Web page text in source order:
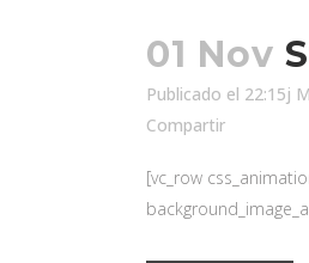
01 Nov
Publicado el 22:15j
Compartir
[vc_row